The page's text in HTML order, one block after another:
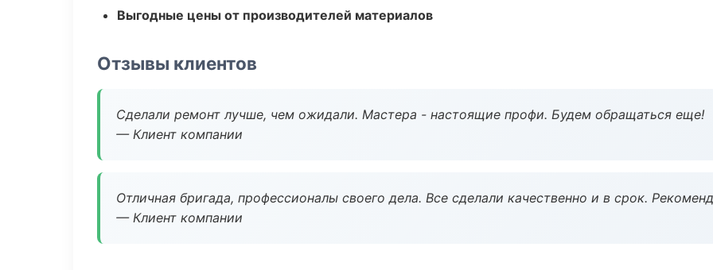
Выгодные цены от производителей материалов
Отзывы клиентов
Сделали ремонт лучше, чем ожидали. Мастера - настоящие профи. Будем обращаться еще!
— Клиент компании
Отличная бригада, профессионалы своего дела. Все сделали качественно и в срок.
— Клиент компании